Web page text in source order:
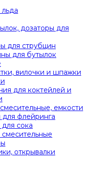
дозаторы для
для струбцин
для бутылок
вилочки и шпажки
для коктейлей и
емкости
для флейринга
сока
смесительные
открывалки